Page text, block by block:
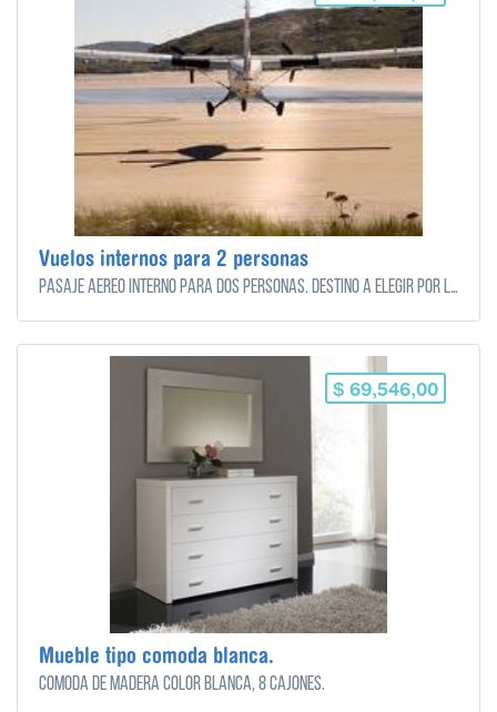
Vuelos internos para 2 personas
Pasaje aereo interno para dos personas. Destino a elegir por los novios.
$ 69,546,00
Mueble tipo comoda blanca.
Cómoda de madera color blanca, 8 cajones.